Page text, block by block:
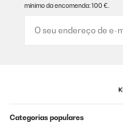
mínimo da encomenda: 100 €.
Categorias populares